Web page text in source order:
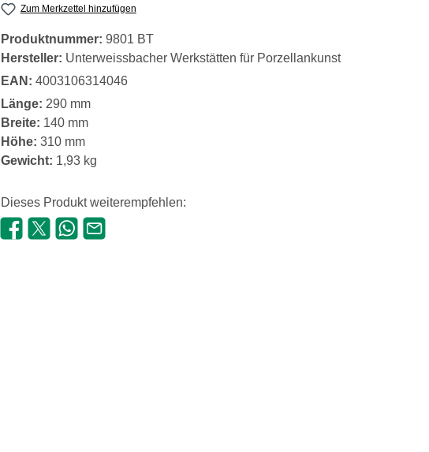
Zum Merkzettel hinzufügen
Produktnummer: 9801 BT
Hersteller: Unterweissbacher Werkstätten für Porzellankunst
EAN: 4003106314046
Länge: 290 mm
Breite: 140 mm
Höhe: 310 mm
Gewicht: 1,93 kg
Dieses Produkt weiterempfehlen: